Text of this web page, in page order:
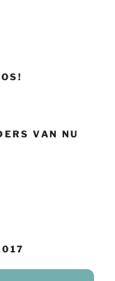
VAN NU